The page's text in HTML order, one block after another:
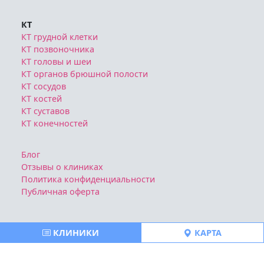
КЛИНИКИ КАРТА
КТ
КТ грудной клетки
КТ позвоночника
КТ головы и шеи
КТ органов брюшной полости
КТ сосудов
КТ костей
КТ суставов
КТ конечностей
Блог
Отзывы о клиниках
Политика конфиденциальности
Публичная оферта
Все права защищены © https://msk-mrt-kt.ru | 2026